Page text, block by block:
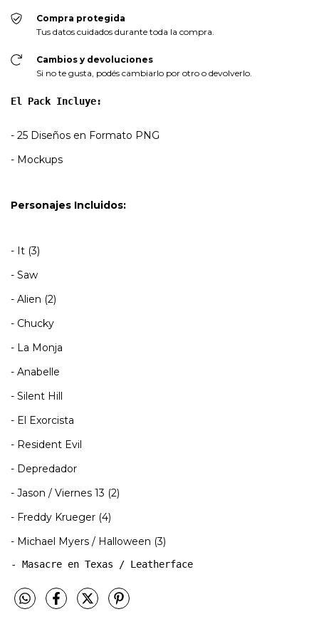
Compra protegida
Tus datos cuidados durante toda la compra.
Cambios y devoluciones
Si no te gusta, podés cambiarlo por otro o devolverlo.
El Pack Incluye:
- 25 Diseños en Formato PNG
- Mockups
Personajes Incluidos:
- It (3)
- Saw
- Alien (2)
- Chucky
- La Monja
- Anabelle
- Silent Hill
- El Exorcista
- Resident Evil
- Depredador
- Jason / Viernes 13 (2)
- Freddy Krueger (4)
- Michael Myers / Halloween (3)
- Masacre en Texas / Leatherface